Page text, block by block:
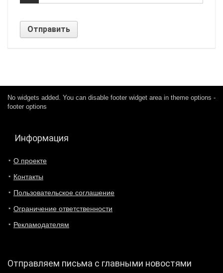
No widgets added. You can disable footer widget area in theme options -
footer options
Информация
О проекте
Контакты
Пользовательское соглашение
Ограничение ответственности
Рекламодателям
Отправляем письма с главными новостями